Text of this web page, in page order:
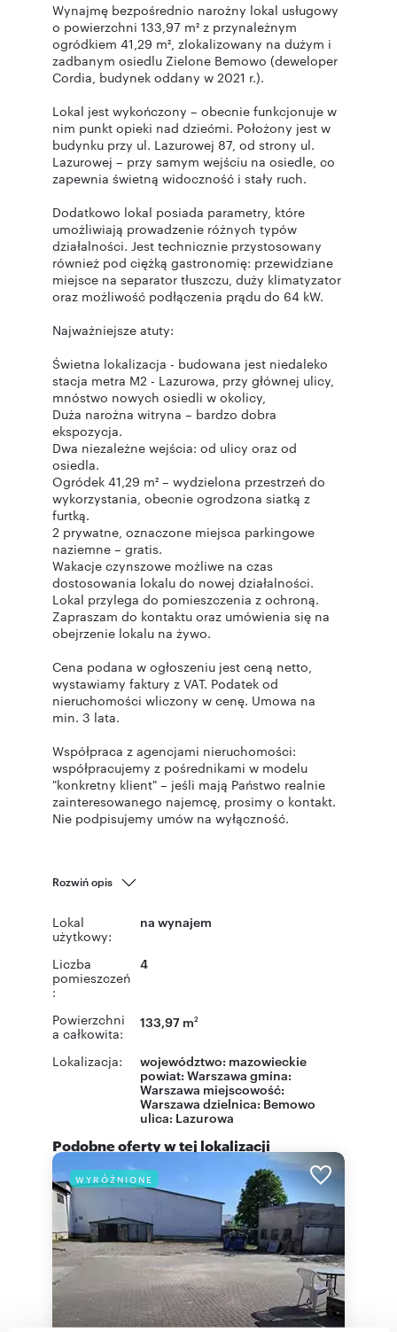
Wynajmę bezpośrednio narożny lokal usługowy
o powierzchni 133,97 m² z przynależnym
ogródkiem 41,29 m², zlokalizowany na dużym i
zadbanym osiedlu Zielone Bemowo (deweloper
Cordia, budynek oddany w 2021 r.).
Lokal jest wykończony – obecnie funkcjonuje w
nim punkt opieki nad dziećmi. Położony jest w
budynku przy ul. Lazurowej 87, od strony ul.
Lazurowej – przy samym wejściu na osiedle, co
zapewnia świetną widoczność i stały ruch.
Dodatkowo lokal posiada parametry, które
umożliwiają prowadzenie różnych typów
działalności. Jest technicznie przystosowany
również pod ciężką gastronomię: przewidziane
miejsce na separator tłuszczu, duży klimatyzator
oraz możliwość podłączenia prądu do 64 kW.
Najważniejsze atuty:
Świetna lokalizacja - budowana jest niedaleko
stacja metra M2 - Lazurowa, przy głównej ulicy,
mnóstwo nowych osiedli w okolicy,
Duża narożna witryna – bardzo dobra
ekspozycja.
Dwa niezależne wejścia: od ulicy oraz od
osiedla.
Ogródek 41,29 m² – wydzielona przestrzeń do
wykorzystania, obecnie ogrodzona siatką z
furtką.
2 prywatne, oznaczone miejsca parkingowe
naziemne – gratis.
Wakacje czynszowe możliwe na czas
dostosowania lokalu do nowej działalności.
Lokal przylega do pomieszczenia z ochroną.
Zapraszam do kontaktu oraz umówienia się na
obejrzenie lokalu na żywo.
Cena podana w ogłoszeniu jest ceną netto,
wystawiamy faktury z VAT. Podatek od
nieruchomości wliczony w cenę. Umowa na
min. 3 lata.
Współpraca z agencjami nieruchomości:
współpracujemy z pośrednikami w modelu
"konkretny klient" – jeśli mają Państwo realnie
zainteresowanego najemcę, prosimy o kontakt.
Nie podpisujemy umów na wyłączność.
Rozwiń opis
Lokal
użytkowy:
na wynajem
Liczba
pomieszczeń
:
4
Powierzchni
a całkowita:
133,97 m2
Lokalizacja: województwo: mazowieckie
powiat: Warszawa gmina:
Warszawa miejscowość:
Warszawa dzielnica: Bemowo
ulica: Lazurowa
Podobne oferty w tej lokalizacji
WYRÓŻNIONE